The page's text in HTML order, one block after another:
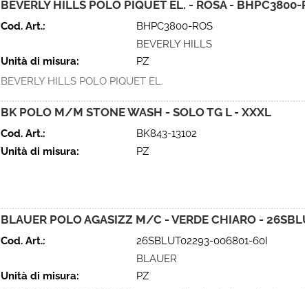
BEVERLY HILLS POLO PIQUET EL. - ROSA - BHPC3800-
Cod. Art.:
BHPC3800-ROS
BEVERLY HILLS
Unità di misura:
PZ
BEVERLY HILLS POLO PIQUET EL.
BK POLO M/M STONE WASH - SOLO TG L - XXXL
Cod. Art.:
BK843-13102
Unità di misura:
PZ
BLAUER POLO AGASIZZ M/C - VERDE CHIARO -
Cod. Art.:
26SBLUT02293-006801-60I
BLAUER
Unità di misura:
PZ